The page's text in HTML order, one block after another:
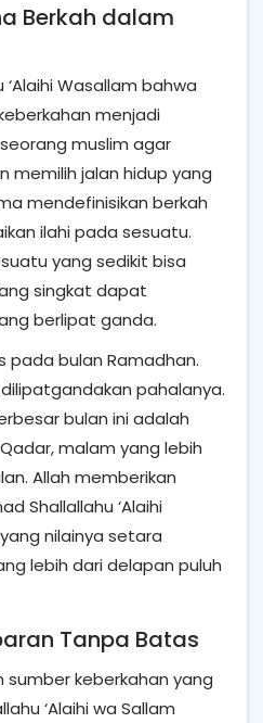
Berkah dalam
Wasallam bahwa
menjadi
muslim agar
memilih jalan hidup yang
mendefinisikan berkah
ilahi pada sesuatu.
yang sedikit bisa
singkat dapat
berlipat ganda.
pada bulan Ramadhan.
pahalanya.
bulan ini adalah
malam yang lebih
Allah memberikan
Shallallahu ‘Alaihi
nilainya setara
lebih dari delapan puluh
Tanpa Batas
sumber keberkahan yang
‘Alaihi wa Sallam